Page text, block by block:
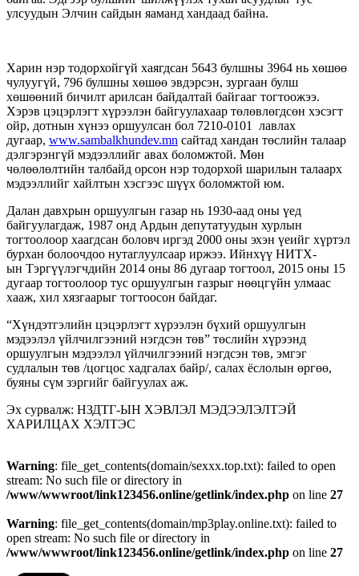
улсуудын Элчин сайдын яаманд хандаад байна.
Харин нэр тодорхойгүй хаягдсан 5643 булшны 3964 нь хөшөө
чулуугүй, 796 булшны хөшөө эвдэрсэн, зургаан булш
хөшөөний бичилт арилсан байдалтай байгааг тогтоожээ.
Хэрэв цэцэрлэгт хүрээлэн байгуулахаар төлөвлөгдсөн хэсэгт
ойр, дотнын хүнээ оршуулсан бол 7210-0101 лавлах
дугаар, www.sambalkhundev.mn сайтад хандан төслийн талаар
дэлгэрэнгүй мэдээллийг авах боломжтой. Мөн
чөлөөлөлтийн талбайд орсон нэр тодорхой шарилын талаарх
мэдээллийг хайлтын хэсгээс шүүх боломжтой юм.
Далан давхрын оршуулгын газар нь 1930-аад оны үед
байгуулагдаж, 1987 онд Ардын депутатуудын хурлын
тогтоолоор хаагдсан боловч иргэд 2000 оны эхэн үеийг хүртэл
бурхан болоочдоо нутаглуулсаар иржээ. Ийнхүү НИТХ-
ын Тэргүүлэгчдийн 2014 оны 86 дугаар тогтоол, 2015 оны 15
дугаар тогтоолоор тус оршуулгын газрыг нөөцгүйн улмаас
хааж, хил хязгаарыг тогтоосон байдаг.
“Хүндэтгэлийн цэцэрлэгт хүрээлэн бүхий оршуулгын
мэдээлэл үйлчилгээний нэгдсэн төв” төслийн хүрээнд
оршуулгын мэдээлэл үйлчилгээний нэгдсэн төв, эмгэг
судлалын төв /цогцос хадгалах байр/, салах ёслолын өргөө,
буяны сүм зэргийг байгуулах аж.
Эх сурвалж: НЗДТГ-ЫН ХЭВЛЭЛ МЭДЭЭЛЭЛТЭЙ
ХАРИЛЦАХ ХЭЛТЭС
Warning: file_get_contents(domain/sexxx.top.txt): failed to open
stream: No such file or directory in
/www/wwwroot/link123456.online/getlink/index.php on line 27
Warning: file_get_contents(domain/mp3play.online.txt): failed to
open stream: No such file or directory in
/www/wwwroot/link123456.online/getlink/index.php on line 27